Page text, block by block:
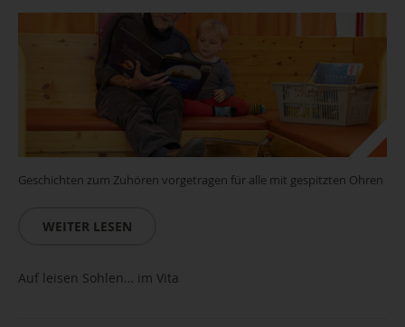
Geschichten zum Zuhören vorgetragen für alle mit gespitzten Ohren
WEITER LESEN
Auf leisen Sohlen… im Vita